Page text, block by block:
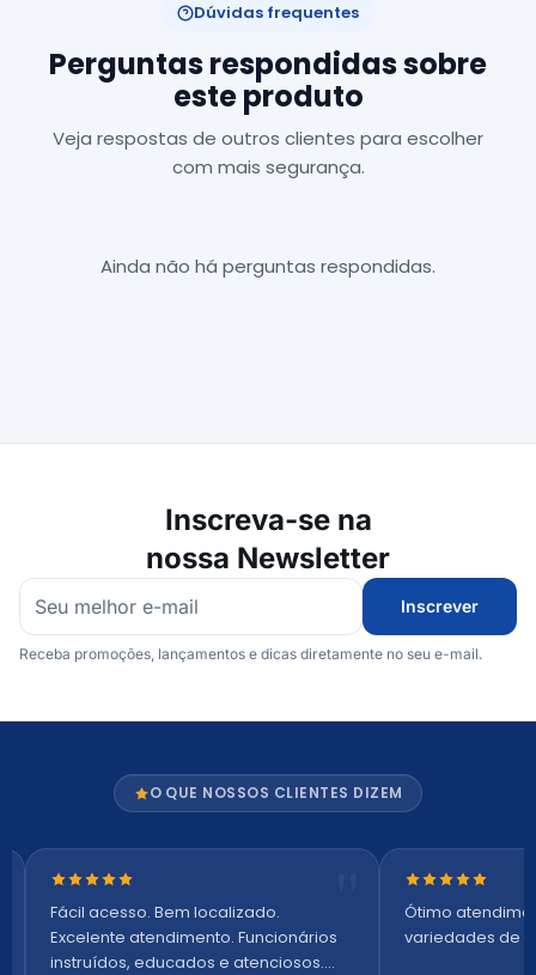
Dúvidas frequentes
Perguntas respondidas sobre
este produto
Veja respostas de outros clientes para escolher
com mais segurança.
Ainda não há perguntas respondidas.
Inscreva-se na
nossa Newsletter
Inscrever
Receba promoções, lançamentos e dicas diretamente no seu e-mail.
O QUE NOSSOS CLIENTES DIZEM
Nota 5 de 5 estrelas
Fácil acesso. Bem localizado.
Excelente atendimento. Funcionários
instruídos, educados e atenciosos.
Nota 5 de 5
Ótimo
variedades de